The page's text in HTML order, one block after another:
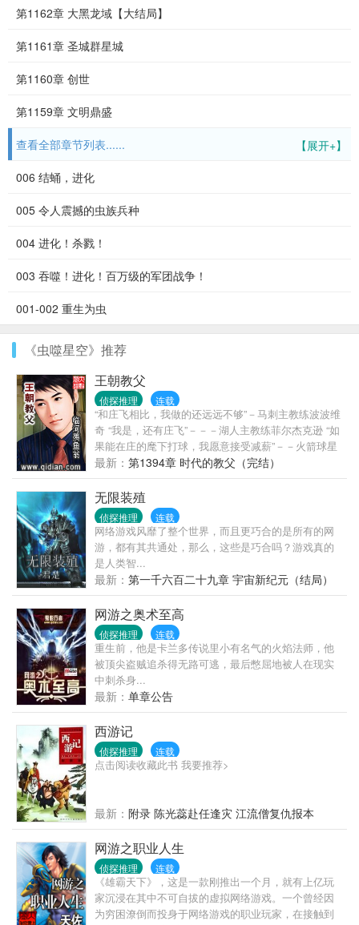
第1162章 大黑龙域【大结局】
第1161章 圣城群星城
第1160章 创世
第1159章 文明鼎盛
【展开+】
查看全部章节列表......
006 结蛹，进化
005 令人震撼的虫族兵种
004 进化！杀戮！
003 吞噬！进化！百万级的军团战争！
001-002 重生为虫
《虫噬星空》推荐
王朝教父
侦探推理 连载
“和庄飞相比，我做的还远远不够”－马刺主教练波波维
奇 “我是，还有庄飞”－－－湖人主教练菲尔杰克逊 “如
果能在庄的麾下打球，我愿意接受减薪”－－火箭球星
麦迪 “我希望老板现在马上行动，庄飞先生现在又单
身，我们必须快一点，现在全联盟都在追逐他”－－－
骑士球星詹姆斯。
最新： 第1394章 时代的教父（完结）
无限装殖
侦探推理 连载
网络游戏风靡了整个世界，而且更巧合的是所有的网
游，都有其共通处，那么，这些是巧合吗？游戏真的
是人类智...
最新： 第一千六百二十九章 宇宙新纪元（结局）
网游之奥术至高
侦探推理 连载
重生前，他是卡兰多传说里小有名气的火焰法师，他
被顶尖盗贼追杀得无路可逃，最后憋屈地被人在现实
中刺杀身...
最新： 单章公告
西游记
侦探推理 连载
点击阅读收藏此书 我要推荐>
最新： 附录 陈光蕊赴任逢灾 江流僧复仇报本
网游之职业人生
侦探推理 连载
《雄霸天下》，这是一款刚推出一个月，就有上亿玩
家沉浸在其中不可自拔的虚拟网络游戏。一个曾经因
为穷困潦倒而投身于网络游戏的职业玩家，在接触到